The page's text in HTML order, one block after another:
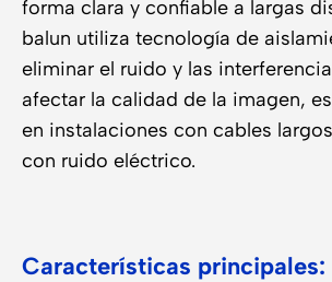
forma clara y confiable a largas
balun utiliza tecnología de
eliminar el ruido y las
afectar la calidad de la imagen,
en instalaciones con cables
con ruido eléctrico.
Características principales: